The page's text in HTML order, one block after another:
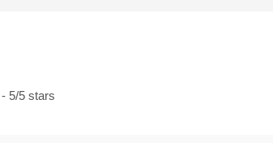
5/5 stars